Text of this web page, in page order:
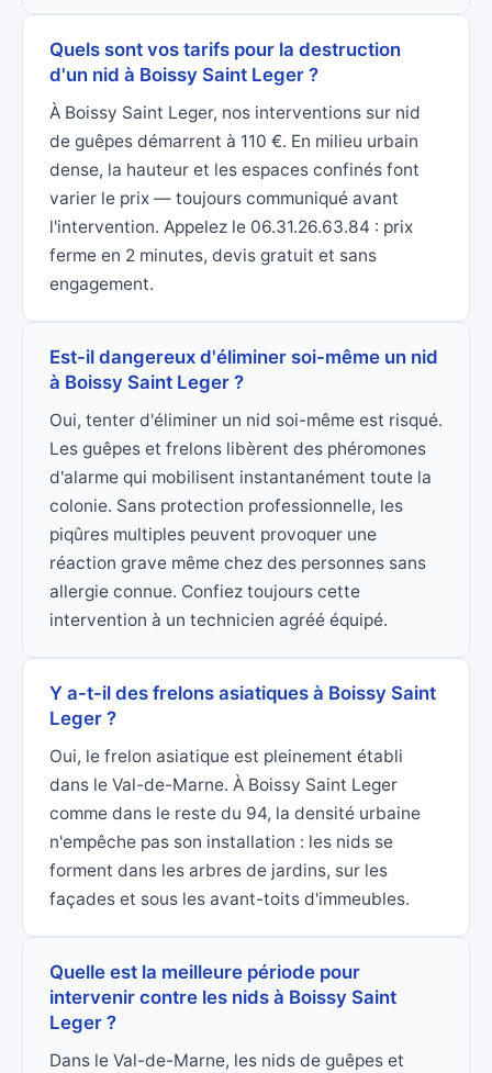
Quels sont vos tarifs pour la destruction
d'un nid à Boissy Saint Leger ?
À Boissy Saint Leger, nos interventions sur nid
de guêpes démarrent à 110 €. En milieu urbain
dense, la hauteur et les espaces confinés font
varier le prix — toujours communiqué avant
l'intervention. Appelez le 06.31.26.63.84 : prix
ferme en 2 minutes, devis gratuit et sans
engagement.
Est-il dangereux d'éliminer soi-même un nid
à Boissy Saint Leger ?
Oui, tenter d'éliminer un nid soi-même est risqué.
Les guêpes et frelons libèrent des phéromones
d'alarme qui mobilisent instantanément toute la
colonie. Sans protection professionnelle, les
piqûres multiples peuvent provoquer une
réaction grave même chez des personnes sans
allergie connue. Confiez toujours cette
intervention à un technicien agréé équipé.
Y a-t-il des frelons asiatiques à Boissy Saint
Leger ?
Oui, le frelon asiatique est pleinement établi
dans le Val-de-Marne. À Boissy Saint Leger
comme dans le reste du 94, la densité urbaine
n'empêche pas son installation : les nids se
forment dans les arbres de jardins, sur les
façades et sous les avant-toits d'immeubles.
Quelle est la meilleure période pour
intervenir contre les nids à Boissy Saint
Leger ?
Dans le Val-de-Marne, les nids de guêpes et